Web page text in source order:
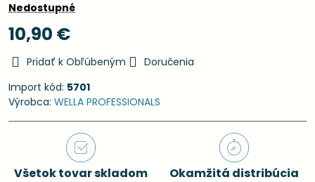
Nedostupné
10,90 €
Pridať k Obľúbeným
Doručenia
Import kód: 5701
Výrobca: WELLA PROFESSIONALS
Všetok tovar skladom Okamžitá distribúcia